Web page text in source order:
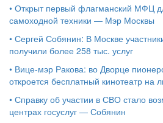
• Открыт первый флагманский МФЦ
самоходной техники — Мэр Москвы
• Сергей Собянин: В Москве
получили более 258 тыс. услуг
• Вице-мэр Ракова: во Дворце
откроется бесплатный кинотеатр на
• Справку об участии в СВО стало
центрах госуслуг — Собянин